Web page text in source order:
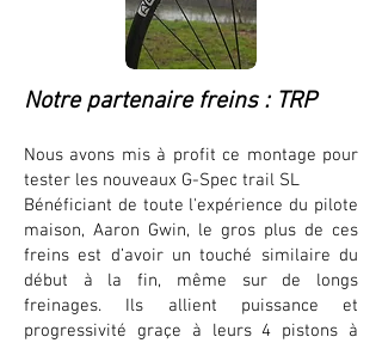
Notre partenaire freins : TRP
Nous avons mis à profit ce montage pour
tester les nouveaux G-Spec trail SL
Bénéficiant de toute l'expérience du pilote
maison, Aaron Gwin, le gros plus de ces
freins est d’avoir un touché similaire du
début à la fin, même sur de longs
freinages. Ils allient puissance et
progressivité graçe à leurs 4 pistons à